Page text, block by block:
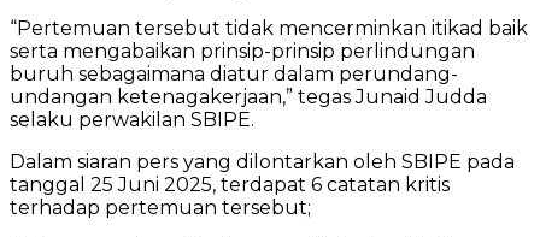
“Pertemuan tersebut tidak mencerminkan itikad baik
serta mengabaikan prinsip-prinsip perlindungan
buruh sebagaimana diatur dalam perundang-
undangan ketenagakerjaan,” tegas Junaid Judda
selaku perwakilan SBIPE.
Dalam siaran pers yang dilontarkan oleh SBIPE pada
tanggal 25 Juni 2025, terdapat 6 catatan kritis
terhadap pertemuan tersebut;